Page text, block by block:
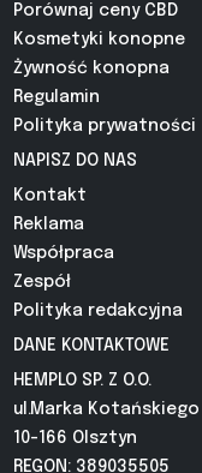
Porównaj ceny CBD
Kosmetyki konopne
Żywność konopna
Regulamin
Polityka prywatności
NAPISZ DO NAS
Kontakt
Reklama
Współpraca
Zespół
Polityka redakcyjna
DANE KONTAKTOWE
HEMPLO SP. Z O.O.
ul.Marka
10-166 Olsztyn
REGON: 389035505